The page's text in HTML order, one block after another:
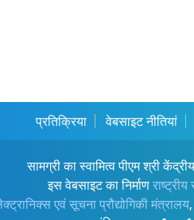
प्रतिक्रिया वेबसाइट नीतियां
सामग्री का स्वामित्व पीएम श्री
इस वेबसाइट का निर्माण
एवं सूचना प्रौद्योगिकी मंत्रालय